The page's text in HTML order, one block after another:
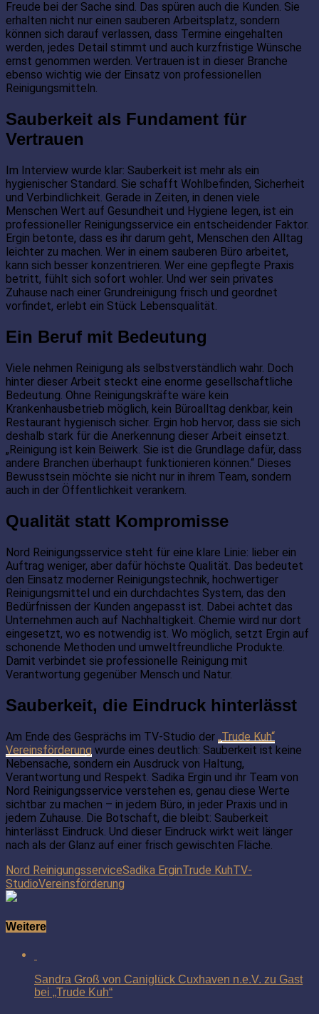
Freude bei der Sache sind. Das spüren auch die Kunden. Sie
erhalten nicht nur einen sauberen Arbeitsplatz, sondern
können sich darauf verlassen, dass Termine eingehalten
werden, jedes Detail stimmt und auch kurzfristige Wünsche
ernst genommen werden. Vertrauen ist in dieser Branche
ebenso wichtig wie der Einsatz von professionellen
Reinigungsmitteln.
Sauberkeit als Fundament für
Vertrauen
Im Interview wurde klar: Sauberkeit ist mehr als ein
hygienischer Standard. Sie schafft Wohlbefinden, Sicherheit
und Verbindlichkeit. Gerade in Zeiten, in denen viele
Menschen Wert auf Gesundheit und Hygiene legen, ist ein
professioneller Reinigungsservice ein entscheidender Faktor.
Ergin betonte, dass es ihr darum geht, Menschen den Alltag
leichter zu machen. Wer in einem sauberen Büro arbeitet,
kann sich besser konzentrieren. Wer eine gepflegte Praxis
betritt, fühlt sich sofort wohler. Und wer sein privates
Zuhause nach einer Grundreinigung frisch und geordnet
vorfindet, erlebt ein Stück Lebensqualität.
Ein Beruf mit Bedeutung
Viele nehmen Reinigung als selbstverständlich wahr. Doch
hinter dieser Arbeit steckt eine enorme gesellschaftliche
Bedeutung. Ohne Reinigungskräfte wäre kein
Krankenhausbetrieb möglich, kein Büroalltag denkbar, kein
Restaurant hygienisch sicher. Ergin hob hervor, dass sie sich
deshalb stark für die Anerkennung dieser Arbeit einsetzt.
„Reinigung ist kein Beiwerk. Sie ist die Grundlage dafür, dass
andere Branchen überhaupt funktionieren können.“ Dieses
Bewusstsein möchte sie nicht nur in ihrem Team, sondern
auch in der Öffentlichkeit verankern.
Qualität statt Kompromisse
Nord Reinigungsservice steht für eine klare Linie: lieber ein
Auftrag weniger, aber dafür höchste Qualität. Das bedeutet
den Einsatz moderner Reinigungstechnik, hochwertiger
Reinigungsmittel und ein durchdachtes System, das den
Bedürfnissen der Kunden angepasst ist. Dabei achtet das
Unternehmen auch auf Nachhaltigkeit. Chemie wird nur dort
eingesetzt, wo es notwendig ist. Wo möglich, setzt Ergin auf
schonende Methoden und umweltfreundliche Produkte.
Damit verbindet sie professionelle Reinigung mit
Verantwortung gegenüber Mensch und Natur.
Sauberkeit, die Eindruck hinterlässt
Am Ende des Gesprächs im TV-Studio der „Trude Kuh“
Vereinsförderung wurde eines deutlich: Sauberkeit ist keine
Nebensache, sondern ein Ausdruck von Haltung,
Verantwortung und Respekt. Sadika Ergin und ihr Team von
Nord Reinigungsservice verstehen es, genau diese Werte
sichtbar zu machen – in jedem Büro, in jeder Praxis und in
jedem Zuhause. Die Botschaft, die bleibt: Sauberkeit
hinterlässt Eindruck. Und dieser Eindruck wirkt weit länger
nach als der Glanz auf einer frisch gewischten Fläche.
Nord ReinigungsserviceSadika ErginTrude KuhTV-
StudioVereinsförderung
Weitere
Sandra Groß von Caniglück Cuxhaven n.e.V. zu Gast
bei „Trude Kuh“